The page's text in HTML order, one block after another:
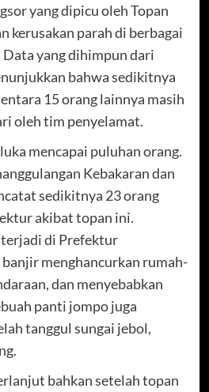
yang dipicu oleh Topan
kerusakan parah di berbagai
yang dihimpun dari
bahwa sedikitnya
15 orang lainnya masih
oleh tim penyelamat.
mencapai puluhan orang.
Kebakaran dan
sedikitnya 23 orang
akibat topan ini.
di Prefektur
menghancurkan rumah-
dan menyebabkan
panti jompo juga
tanggul sungai jebol,
bahkan setelah topan